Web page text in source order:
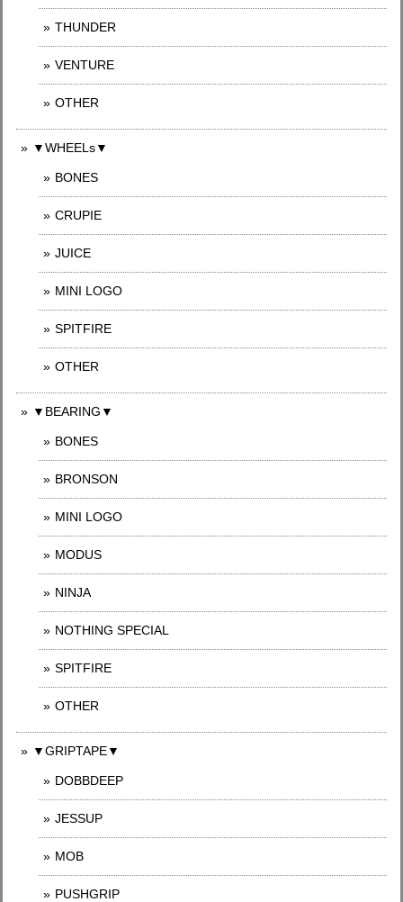
THUNDER
VENTURE
OTHER
▼WHEELs▼
BONES
CRUPIE
JUICE
MINI LOGO
SPITFIRE
OTHER
▼BEARING▼
BONES
BRONSON
MINI LOGO
MODUS
NINJA
NOTHING SPECIAL
SPITFIRE
OTHER
▼GRIPTAPE▼
DOBBDEEP
JESSUP
MOB
PUSHGRIP